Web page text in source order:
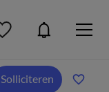
Solliciteren